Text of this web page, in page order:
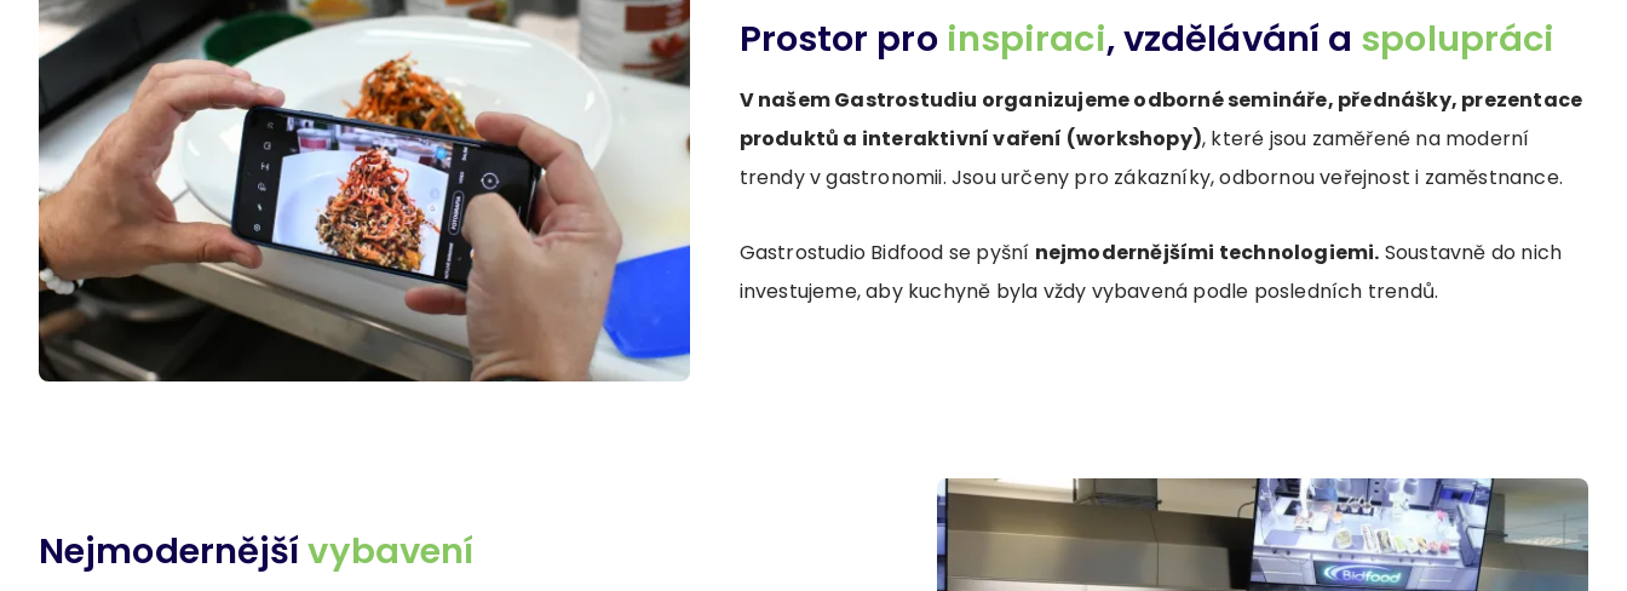
Prostor pro inspiraci, vzdělávání a spolupráci
V našem Gastrostudiu organizujeme odborné semináře, přednášky, prezentace
produktů a interaktivní vaření (workshopy), které jsou zaměřené na moderní
trendy v gastronomii. Jsou určeny pro zákazníky, odbornou veřejnost i zaměstnance.
Gastrostudio Bidfood se pyšní nejmodernějšími technologiemi. Soustavně do nich
investujeme, aby kuchyně byla vždy vybavená podle posledních trendů.
Nejmodernějšívybavení